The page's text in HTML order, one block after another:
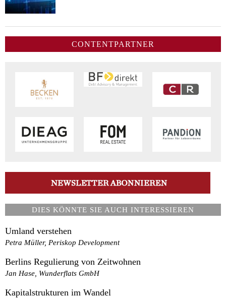
CONTENTPARTNER
DIES KÖNNTE SIE AUCH INTERESSIEREN
Umland verstehen
Petra Müller, Periskop Development
Berlins Regulierung von Zeitwohnen
Jan Hase, Wunderflats GmbH
Kapitalstrukturen im Wandel